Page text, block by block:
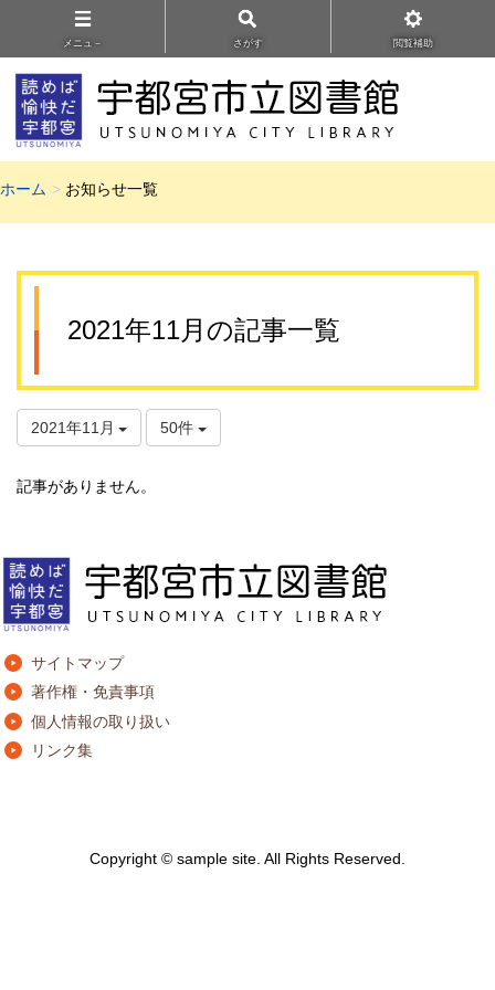
メニュ－ さがす 閲覧補助
ホーム お知らせ一覧
2021年11月の記事一覧
2021年11月 50件
記事がありません。
サイトマップ
著作権・免責事項
個人情報の取り扱い
リンク集
Copyright © sample site. All Rights Reserved.